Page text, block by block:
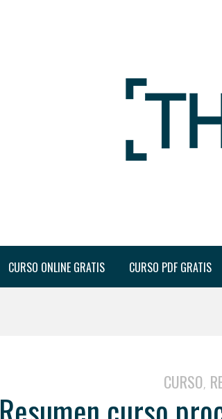
CURSO ONLINE GRATIS CURSO PDF GRATIS
CURSO,